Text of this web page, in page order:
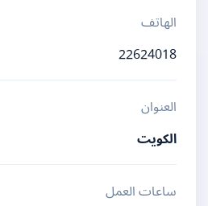
الهاتف
22624018
العنوان
الكويت
ساعات العمل